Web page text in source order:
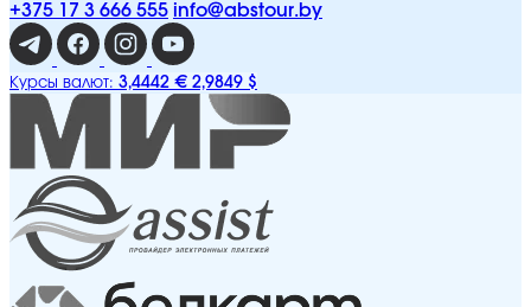
+375 17 3 666 555 info@abstour.by
Курсы валют: 3,4442 € 2,9849 $